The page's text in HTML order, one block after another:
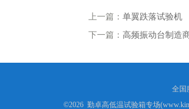
上一篇： 单翼跌落试验机
下一篇： 高频振动台制造
全国
©2026 勤卓高低温试验箱专场